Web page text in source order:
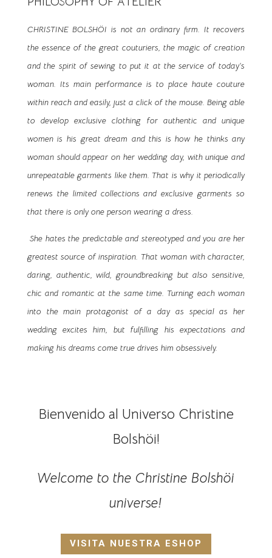
CHRISTINE BOLSHÖI is not an ordinary firm. It recovers
the essence of the great couturiers, the magic of creation
and the spirit of sewing to put it at the service of today’s
woman. Its main performance is to place haute couture
within reach and easily, just a click of the mouse. Being able
to develop exclusive clothing for authentic and unique
women is his great dream and this is how he thinks any
woman should appear on her wedding day, with unique and
unrepeatable garments like them. That is why it periodically
renews the limited collections and exclusive garments so
that there is only one person wearing a dress.
She hates the predictable and stereotyped and you are her
greatest source of inspiration. That woman with character,
daring, authentic, wild, groundbreaking but also sensitive,
chic and romantic at the same time. Turning each woman
into the main protagonist of a day as special as her
wedding excites him, but fulfilling his expectations and
making his dreams come true drives him obsessively.
Bienvenido al Universo Christine
Bolshöi!
Welcome to the Christine Bolshöi
universe!
VISITA NUESTRA ESHOP